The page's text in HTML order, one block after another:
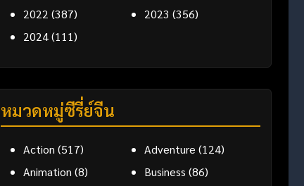
2022 (387) 2023 (356)
2024(111)
หมวดหมู่ซีรี่ย์จีน
Action (517) Adventure (124)
Animation (8) Business (86)